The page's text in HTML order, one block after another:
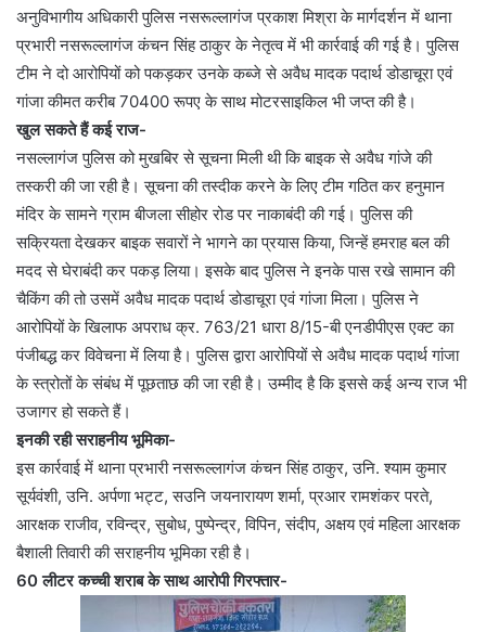
अनुविभागीय अधिकारी पुलिस नसरूल्लागंज प्रकाश मिश्रा के मार्गदर्शन में थाना
प्रभारी नसरूल्लागंज कंचन सिंह ठाकुर के नेतृत्व में भी कार्रवाई की गई है। पुलिस
टीम ने दो आरोपियों को पकड़कर उनके कब्जे से अवैध मादक पदार्थ डोडाचूरा एवं
गांजा कीमत करीब 70400 रूपए के साथ मोटरसाइकिल भी जप्त की है।
खुल सकते हैं कई राज-
नसल्लागंज पुलिस को मुखबिर से सूचना मिली थी कि बाइक से अवैध गांजे की
तस्करी की जा रही है। सूचना की तस्दीक करने के लिए टीम गठित कर हनुमान
मंदिर के सामने ग्राम बीजला सीहोर रोड पर नाकाबंदी की गई। पुलिस की
सक्रियता देखकर बाइक सवारों ने भागने का प्रयास किया, जिन्हें हमराह बल की
मदद से घेराबंदी कर पकड़ लिया। इसके बाद पुलिस ने इनके पास रखे सामान की
चैकिंग की तो उसमें अवैध मादक पदार्थ डोडाचूरा एवं गांजा मिला। पुलिस ने
आरोपियों के खिलाफ अपराध क्र. 763/21 धारा 8/15-बी एनडीपीएस एक्ट का
पंजीबद्ध कर विवेचना में लिया है। पुलिस द्वारा आरोपियों से अवैध मादक पदार्थ गांजा
के स्त्रोतों के संबंध में पूछताछ की जा रही है। उम्मीद है कि इससे कई अन्य राज भी
उजागर हो सकते हैं।
इनकी रही सराहनीय भूमिका-
इस कार्रवाई में थाना प्रभारी नसरूल्लागंज कंचन सिंह ठाकुर, उनि. श्याम कुमार
सूर्यवंशी, उनि. अर्पणा भट्ट, सउनि जयनारायण शर्मा, प्रआर रामशंकर परते,
आरक्षक राजीव, रविन्द्र, सुबोध, पुष्पेन्द्र, विपिन, संदीप, अक्षय एवं महिला आरक्षक
बैशाली तिवारी की सराहनीय भूमिका रही है।
60 लीटर कच्ची शराब के साथ आरोपी गिरफ्तार-